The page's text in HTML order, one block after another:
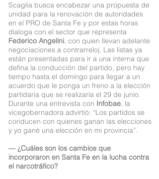
Scaglia busca encabezar una propuesta de
unidad para la renovación de autoridades
en el PRO de Santa Fe y por estas horas
dialoga con el sector que representa
Federico Angelini, con quien llevan adelante
negociaciones a contrarreloj. Las listas ya
están presentadas para ir a una interna que
defina la conducción del partido, pero hay
tiempo hasta el domingo para llegar a un
acuerdo que le ponga un freno a la elección
partidaria que se realizaría el 29 de junio.
Durante una entrevista con Infobae, la
vicegobernadora advirtió: “Los partidos se
conducen con quienes ganan las elecciones
y yo gané una elección en mi provincia”.
— ¿Cuáles son los cambios que
incorporaron en Santa Fe en la lucha contra
el narcotráfico?